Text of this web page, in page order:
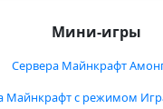
Мини-игры
Сервера Майнкрафт
Майнкрафт с режимом